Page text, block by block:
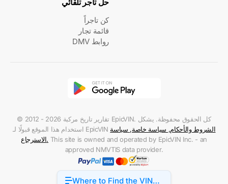
Where to Find the VIN
حل تاجر تلقائي
كن تاجراً
قائمة تجار
روابط DMV
© 2012 - 2026 تقارير تاريخ مركبة EpicVIN. كل الحقوق محفوظة. يشكل
استخدام هذا الموقع قبولًا لـ EpicVIN
الشروط والأحكام, سياسة خاصة, سياسة
الاسترجاع. This site is owned and operated by EpicVIN Inc. - an
approved NMVTIS data provider.